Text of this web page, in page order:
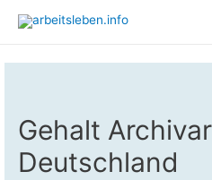
Gehalt
Deutschland